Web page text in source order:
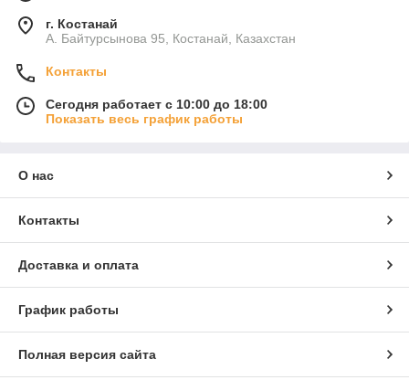
г. Костанай
А. Байтурсынова 95, Костанай, Казахстан
Контакты
Сегодня работает с 10:00 до 18:00
Показать весь график работы
О нас
Контакты
Доставка и оплата
График работы
Полная версия сайта